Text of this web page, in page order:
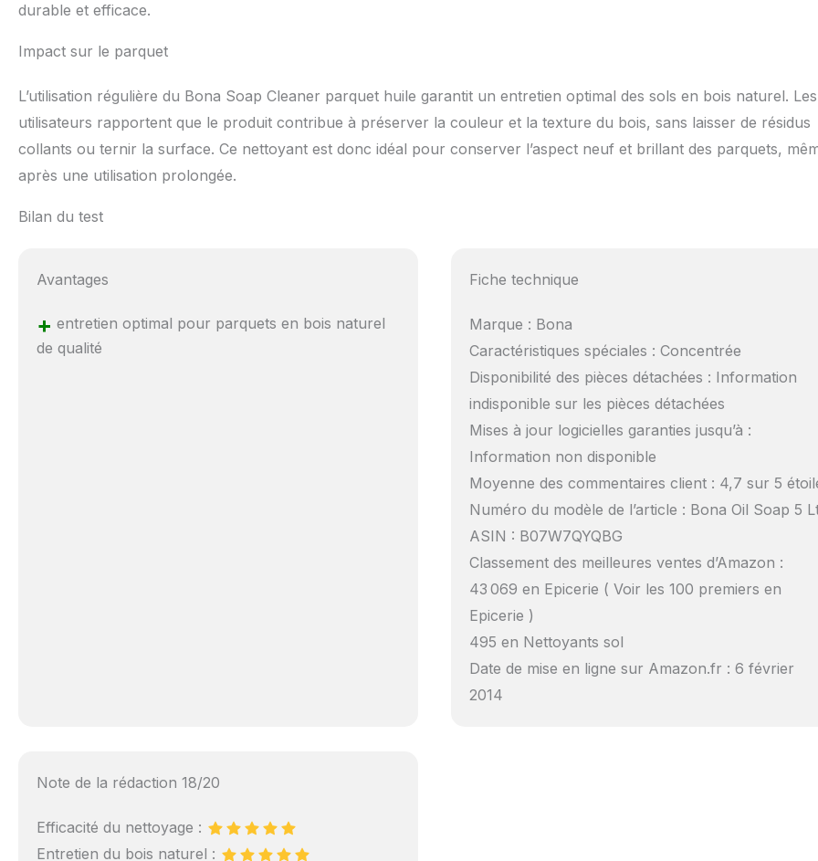
durable et efficace.
Impact sur le parquet
L’utilisation régulière du Bona Soap Cleaner parquet huile garantit un entretien optimal des sols en bois naturel. Les
utilisateurs rapportent que le produit contribue à préserver la couleur et la texture du bois, sans laisser de résidus
collants ou ternir la surface. Ce nettoyant est donc idéal pour conserver l’aspect neuf et brillant des parquets,
après une utilisation prolongée.
Bilan du test
Avantages
+ entretien optimal pour parquets en bois naturel
de qualité
Fiche technique
Marque : Bona
Caractéristiques spéciales : Concentrée
Disponibilité des pièces détachées : Information
indisponible sur les pièces détachées
Mises à jour logicielles garanties jusqu’à :
Information non disponible
Moyenne des commentaires client : 4,7 sur 5
Numéro du modèle de l’article : Bona Oil Soap 5
ASIN : B07W7QYQBG
Classement des meilleures ventes d’Amazon :
43 069 en Epicerie ( Voir les 100 premiers en
Epicerie )
495 en Nettoyants sol
Date de mise en ligne sur Amazon.fr : 6 février
2014
Note de la rédaction 18/20
Efficacité du nettoyage :
Entretien du bois naturel :